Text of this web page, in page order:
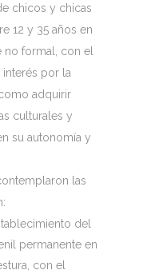
chicos y chicas
12 y 35 años en
no formal, con el
por la
adquirir
culturales y
su autonomía y
las
del
permanente en
con el